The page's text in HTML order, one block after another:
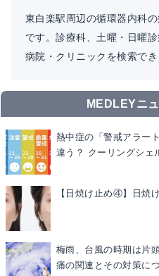
東白楽駅周辺の循環器内科
です。診療科、土曜・日曜
病院・クリニックを検索でき
MEDLEYニ
熱中症の「警戒アラー
違う？ クーリングシェ
【日焼け止め④】日焼
梅雨、台風の時期は片
痛の関連とその対策に